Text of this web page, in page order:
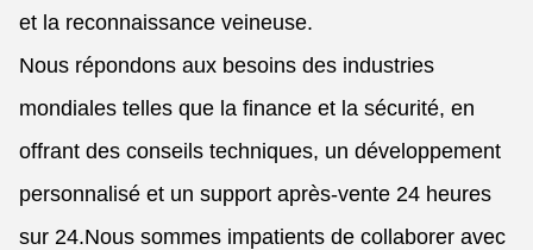
et la reconnaissance veineuse.
Nous répondons aux besoins des industries
mondiales telles que la finance et la sécurité, en
offrant des conseils techniques, un développement
personnalisé et un support après-vente 24 heures
sur 24.Nous sommes impatients de collaborer avec